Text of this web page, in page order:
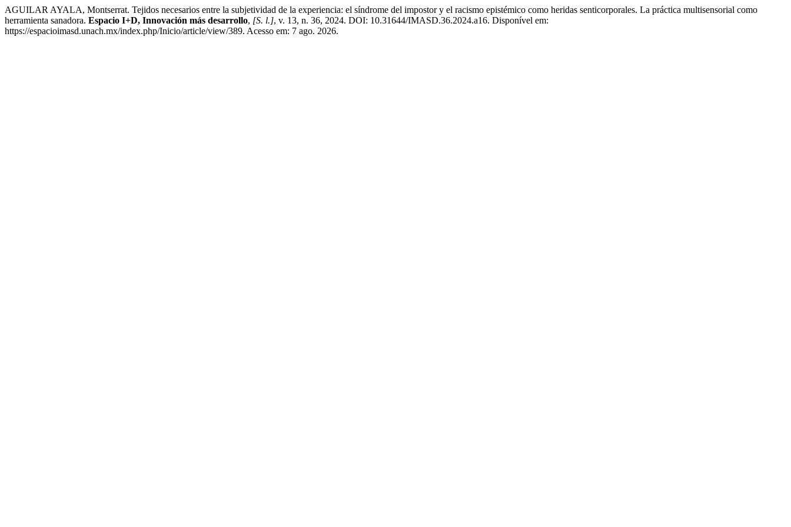
AGUILAR AYALA, Montserrat. Tejidos necesarios entre la subjetividad de la experiencia: el síndrome del impostor y el racismo epistémico como heridas senticorporales. La práctica multisensorial como
herramienta sanadora. Espacio I+D, Innovación más desarrollo, [S. l.], v. 13, n. 36, 2024. DOI: 10.31644/IMASD.36.2024.a16. Disponível em:
https://espacioimasd.unach.mx/index.php/Inicio/article/view/389. Acesso em: 7 ago. 2026.